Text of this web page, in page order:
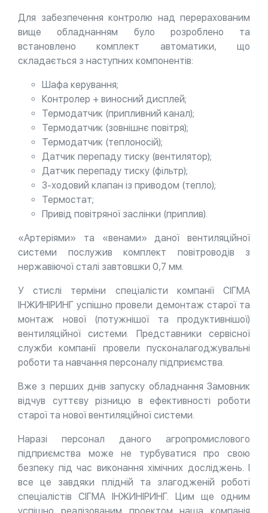
Для забезпечення контролю над перерахованим
вище обладнанням було розроблено та
встановлено комплект автоматики, що
складається з наступних компонентів:
Шафа керування;
Контролер + виносний дисплей;
Термодатчик (припливний канал);
Термодатчик (зовнішнє повітря);
Термодатчик (теплоносій);
Датчик перепаду тиску (вентилятор);
Датчик перепаду тиску (фільтр);
3-ходовий клапан із приводом (тепло);
Термостат;
Привід повітряної заслінки (приплив).
«Артеріями» та «венами» даної вентиляційної
системи послужив комплект повітроводів з
нержавіючої сталі завтовшки 0,7 мм.
У стислі терміни спеціалісти компанії СІГМА
ІНЖИНІРИНГ успішно провели демонтаж старої та
монтаж нової (потужнішої та продуктивнішої)
вентиляційної системи. Представники сервісної
служби компанії провели пусконалагоджувальні
роботи та навчання персоналу підприємства.
Вже з перших днів запуску обладнання Замовник
відчув суттєву різницю в ефективності роботи
старої та нової вентиляційної системи.
Наразі персонал даного агропромислового
підприємства може не турбуватися про свою
безпеку під час виконання хімічних досліджень. І
все це завдяки плідній та злагодженій роботі
спеціалістів СІГМА ІНЖИНІРИНГ. Цим ще одним
успішно реалізованим проектом наша компанія